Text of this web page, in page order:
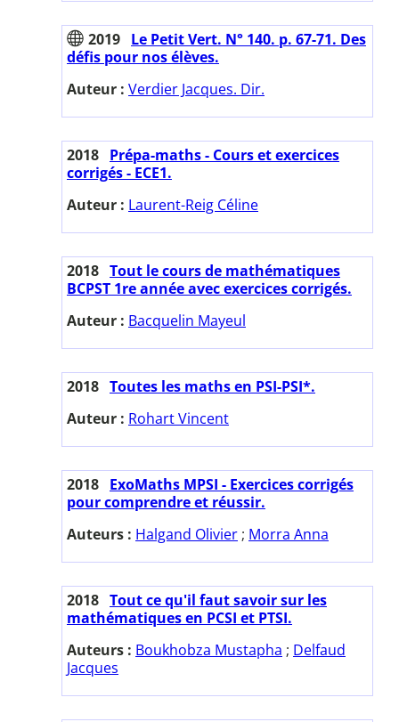
2019 Le Petit Vert. N° 140. p. 67-71. Des
défis pour nos élèves.
Auteur : Verdier Jacques. Dir.
2018 Prépa-maths - Cours et exercices
corrigés - ECE1.
Auteur : Laurent-Reig Céline
2018 Tout le cours de mathématiques
BCPST 1re année avec exercices corrigés.
Auteur : Bacquelin Mayeul
2018 Toutes les maths en PSI-PSI*.
Auteur : Rohart Vincent
2018 ExoMaths MPSI - Exercices corrigés
pour comprendre et réussir.
Auteurs : Halgand Olivier ; Morra Anna
2018 Tout ce qu'il faut savoir sur les
mathématiques en PCSI et PTSI.
Auteurs : Boukhobza Mustapha ; Delfaud
Jacques